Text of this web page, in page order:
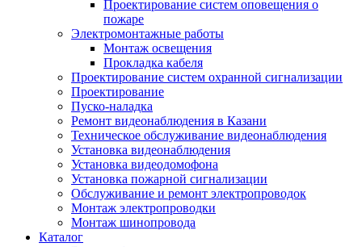
Проектирование систем оповещения о
пожаре
Электромонтажные работы
Монтаж освещения
Прокладка кабеля
Проектирование систем охранной сигнализации
Проектирование
Пуско-наладка
Ремонт видеонаблюдения в Казани
Техническое обслуживание видеонаблюдения
Установка видеонаблюдения
Установка видеодомофона
Установка пожарной сигнализации
Обслуживание и ремонт электропроводок
Монтаж электропроводки
Монтаж шинопровода
Каталог